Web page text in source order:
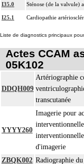
I35.0 Sténose (de la valvule)
I25.1 Cardiopathie
Liste de diagnostics principaux
Actes CCAM
05K102
DDQH009
Artériographie
transcutanée
YYYY260
Imagerie pour
d'imagerie
ZBQK002 Radiographie